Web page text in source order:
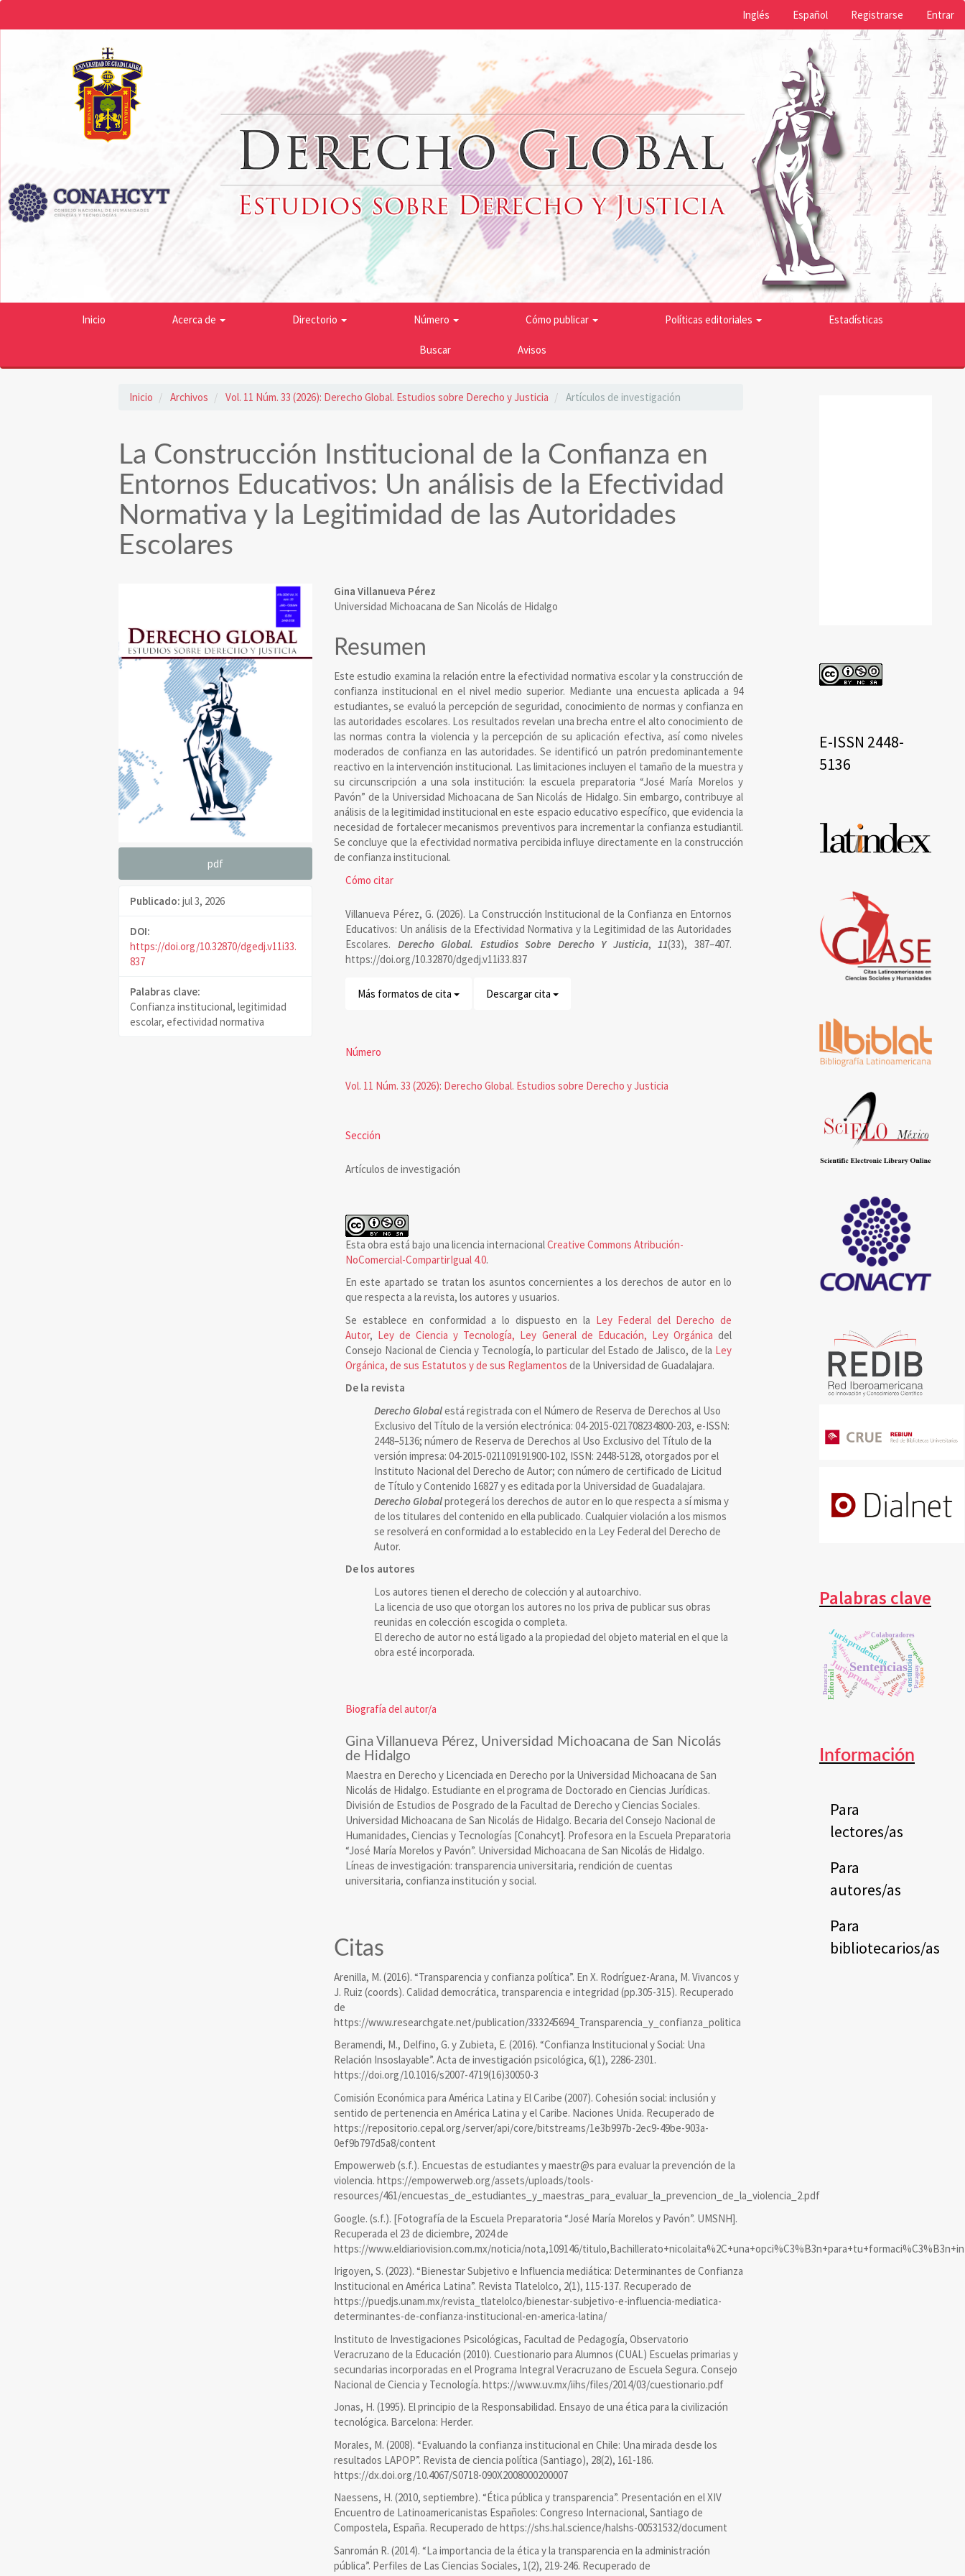
Inglés Español Registrarse Entrar
Inicio Acerca de Directorio Número Cómo publicar Políticas editoriales Estadísticas
Buscar Avisos
Inicio Archivos Vol. 11 Núm. 33 (2026): Derecho Global. Estudios sobre Derecho y Justicia Artículos de investigación
La Construcción Institucional de la Confianza en
Entornos Educativos: Un análisis de la Efectividad
Normativa y la Legitimidad de las Autoridades
Escolares
del
artículo
pdf
Publicado: jul 3, 2026
DOI:
https://doi.org/10.32870/dgedj.v11i33.
837
Palabras clave:
Confianza institucional, legitimidad
escolar, efectividad normativa
Contenido
del
artículo
Gina Villanueva Pérez
Universidad Michoacana de San Nicolás de Hidalgo
Resumen
Este estudio examina la relación entre la efectividad normativa escolar y la construcción de
confianza institucional en el nivel medio superior. Mediante una encuesta aplicada a 94
estudiantes, se evaluó la percepción de seguridad, conocimiento de normas y confianza en
las autoridades escolares. Los resultados revelan una brecha entre el alto conocimiento de
las normas contra la violencia y la percepción de su aplicación efectiva, así como niveles
moderados de confianza en las autoridades. Se identificó un patrón predominantemente
reactivo en la intervención institucional. Las limitaciones incluyen el tamaño de la muestra y
su circunscripción a una sola institución: la escuela preparatoria “José María Morelos y
Pavón” de la Universidad Michoacana de San Nicolás de Hidalgo. Sin embargo, contribuye al
análisis de la legitimidad institucional en este espacio educativo específico, que evidencia la
necesidad de fortalecer mecanismos preventivos para incrementar la confianza estudiantil.
Se concluye que la efectividad normativa percibida influye directamente en la construcción
de confianza institucional.
Detalles
artículo
Cómo citar
Villanueva Pérez, G. (2026). La Construcción Institucional de la Confianza en Entornos
Educativos: Un análisis de la Efectividad Normativa y la Legitimidad de las Autoridades
Escolares. Derecho Global. Estudios Sobre Derecho Y Justicia,11(33), 387–407.
https://doi.org/10.32870/dgedj.v11i33.837
Más formatos de cita Descargar cita
Número
Vol. 11 Núm. 33 (2026): Derecho Global. Estudios sobre Derecho y Justicia
Sección
Artículos de investigación
Esta obra está bajo una licencia internacionalCreative Commons Atribución-
NoComercial-CompartirIgual 4.0.
En este apartado se tratan los asuntos concernientes a los derechos de autor en lo
que respecta a la revista, los autores y usuarios.
Se establece en conformidad a lo dispuesto en la Ley Federal del Derecho de
Autor, Ley de Ciencia y Tecnología, Ley General de Educación, Ley Orgánica del
Consejo Nacional de Ciencia y Tecnología, lo particular del Estado de Jalisco, de la Ley
Orgánica, de sus Estatutos y de sus Reglamentos de la Universidad de Guadalajara.
De la revista
Derecho Globalestá registrada con el Número de Reserva de Derechos al Uso
Exclusivo del Título de la versión electrónica: 04-2015-021708234800-203, e-ISSN:
2448–5136; número de Reserva de Derechos al Uso Exclusivo del Título de la
versión impresa: 04-2015-021109191900-102, ISSN: 2448-5128, otorgados por el
Instituto Nacional del Derecho de Autor; con número de certificado de Licitud
de Título y Contenido 16827 y es editada por la Universidad de Guadalajara.
Derecho Globalprotegerá los derechos de autor en lo que respecta a sí misma y
de los titulares del contenido en ella publicado. Cualquier violación a los mismos
se resolverá en conformidad a lo establecido en la Ley Federal del Derecho de
Autor.
De los autores
Los autores tienen el derecho de colección y al autoarchivo.
La licencia de uso que otorgan los autores no los priva de publicar sus obras
reunidas en colección escogida o completa.
El derecho de autor no está ligado a la propiedad del objeto material en el que la
obra esté incorporada.
Biografía del autor/a
Gina Villanueva Pérez, Universidad Michoacana de San Nicolás
de Hidalgo
Maestra en Derecho y Licenciada en Derecho por la Universidad Michoacana de San
Nicolás de Hidalgo. Estudiante en el programa de Doctorado en Ciencias Jurídicas.
División de Estudios de Posgrado de la Facultad de Derecho y Ciencias Sociales.
Universidad Michoacana de San Nicolás de Hidalgo. Becaria del Consejo Nacional de
Humanidades, Ciencias y Tecnologías [Conahcyt]. Profesora en la Escuela Preparatoria
“José María Morelos y Pavón”. Universidad Michoacana de San Nicolás de Hidalgo.
Líneas de investigación: transparencia universitaria, rendición de cuentas
universitaria, confianza institución y social.
Citas
Arenilla, M. (2016). “Transparencia y confianza política”. En X. Rodríguez-Arana, M. Vivancos y
J. Ruiz (coords). Calidad democrática, transparencia e integridad (pp.305-315). Recuperado
de
https://www.researchgate.net/publication/333245694_Transparencia_y_confianza_politica
Beramendi, M., Delfino, G. y Zubieta, E. (2016). “Confianza Institucional y Social: Una
Relación Insoslayable”. Acta de investigación psicológica, 6(1), 2286-2301.
https://doi.org/10.1016/s2007-4719(16)30050-3
Comisión Económica para América Latina y El Caribe (2007). Cohesión social: inclusión y
sentido de pertenencia en América Latina y el Caribe. Naciones Unida. Recuperado de
https://repositorio.cepal.org/server/api/core/bitstreams/1e3b997b-2ec9-49be-903a-
0ef9b797d5a8/content
Empowerweb (s.f.). Encuestas de estudiantes y maestr@s para evaluar la prevención de la
violencia. https://empowerweb.org/assets/uploads/tools-
resources/461/encuestas_de_estudiantes_y_maestras_para_evaluar_la_prevencion_de_la_violencia_2.pdf
Google. (s.f.). [Fotografía de la Escuela Preparatoria “José María Morelos y Pavón”. UMSNH].
Recuperada el 23 de diciembre, 2024 de
https://www.eldiariovision.com.mx/noticia/nota,109146/
Irigoyen, S. (2023). “Bienestar Subjetivo e Influencia mediática: Determinantes de Confianza
Institucional en América Latina”. Revista Tlatelolco, 2(1), 115-137. Recuperado de
https://puedjs.unam.mx/revista_tlatelolco/bienestar-subjetivo-e-influencia-mediatica-
determinantes-de-confianza-institucional-en-america-latina/
Instituto de Investigaciones Psicológicas, Facultad de Pedagogía, Observatorio
Veracruzano de la Educación (2010). Cuestionario para Alumnos (CUAL) Escuelas primarias y
secundarias incorporadas en el Programa Integral Veracruzano de Escuela Segura. Consejo
Nacional de Ciencia y Tecnología. https://www.uv.mx/iihs/files/2014/03/cuestionario.pdf
Jonas, H. (1995). El principio de la Responsabilidad. Ensayo de una ética para la civilización
tecnológica. Barcelona: Herder.
Morales, M. (2008). “Evaluando la confianza institucional en Chile: Una mirada desde los
resultados LAPOP”. Revista de ciencia política (Santiago), 28(2), 161-186.
https://dx.doi.org/10.4067/S0718-090X2008000200007
Naessens, H. (2010, septiembre). “Ética pública y transparencia”. Presentación en el XIV
Encuentro de Latinoamericanistas Españoles: Congreso Internacional, Santiago de
Compostela, España. Recuperado de https://shs.hal.science/halshs-00531532/document
Sanromán R. (2014). “La importancia de la ética y la transparencia en la administración
pública”. Perfiles de Las Ciencias Sociales, 1(2), 219-246. Recuperado de
cc
eissn
E-ISSN 2448-
5136
Base
de
Palabras clave
Sentencias
Jurisprudencia
Jurisprudencias
Editorial
Reseña
Constitución
sentencia
N/A
Colaboradores
Derecho
México Corrupción
Estado
Reseñas
libertad Paraguay
Europa
Ninguna
Delito
Justicia
Democracia
Información
Para
lectores/as
Para
autores/as
Para
bibliotecarios/as